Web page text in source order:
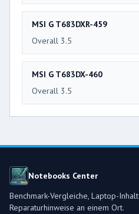
MSI G T683DXR-459
Overall 3.5
MSI G T683DX-460
Overall 3.5
Notebooks Center
Benchmark-Vergleiche, Laptop-
Reparaturhinweise an einem Ort.